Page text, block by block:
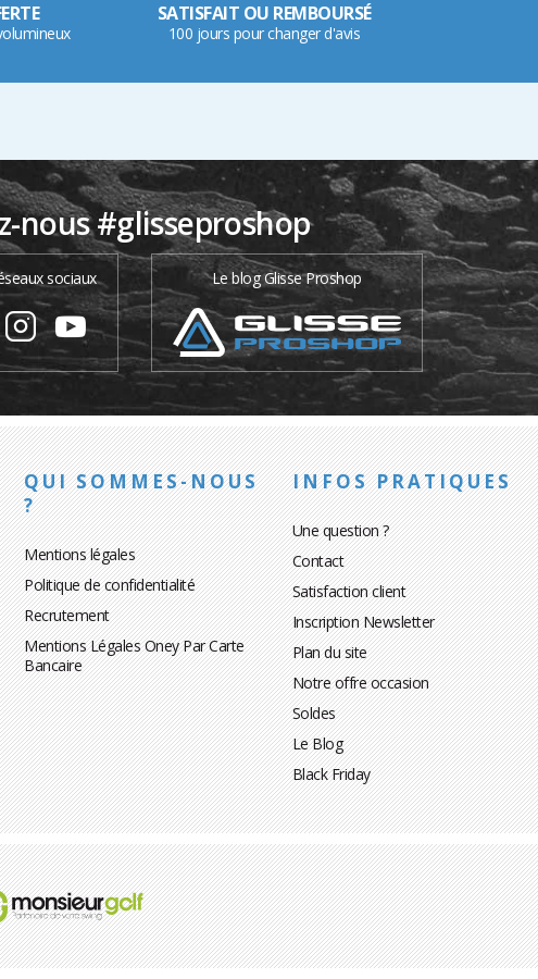
SATISFAIT OU REMBOURSÉ
100 jours pour changer d'avis
nous #glisseproshop
sociaux Le blog Glisse Proshop
QUI SOMMES-NOUS
?
Mentions légales
Politique de confidentialité
Recrutement
Mentions Légales Oney Par Carte
Bancaire
INFOS PRATIQUES
Une question ?
Contact
Satisfaction client
Inscription Newsletter
Plan du site
Notre offre occasion
Soldes
Le Blog
Black Friday